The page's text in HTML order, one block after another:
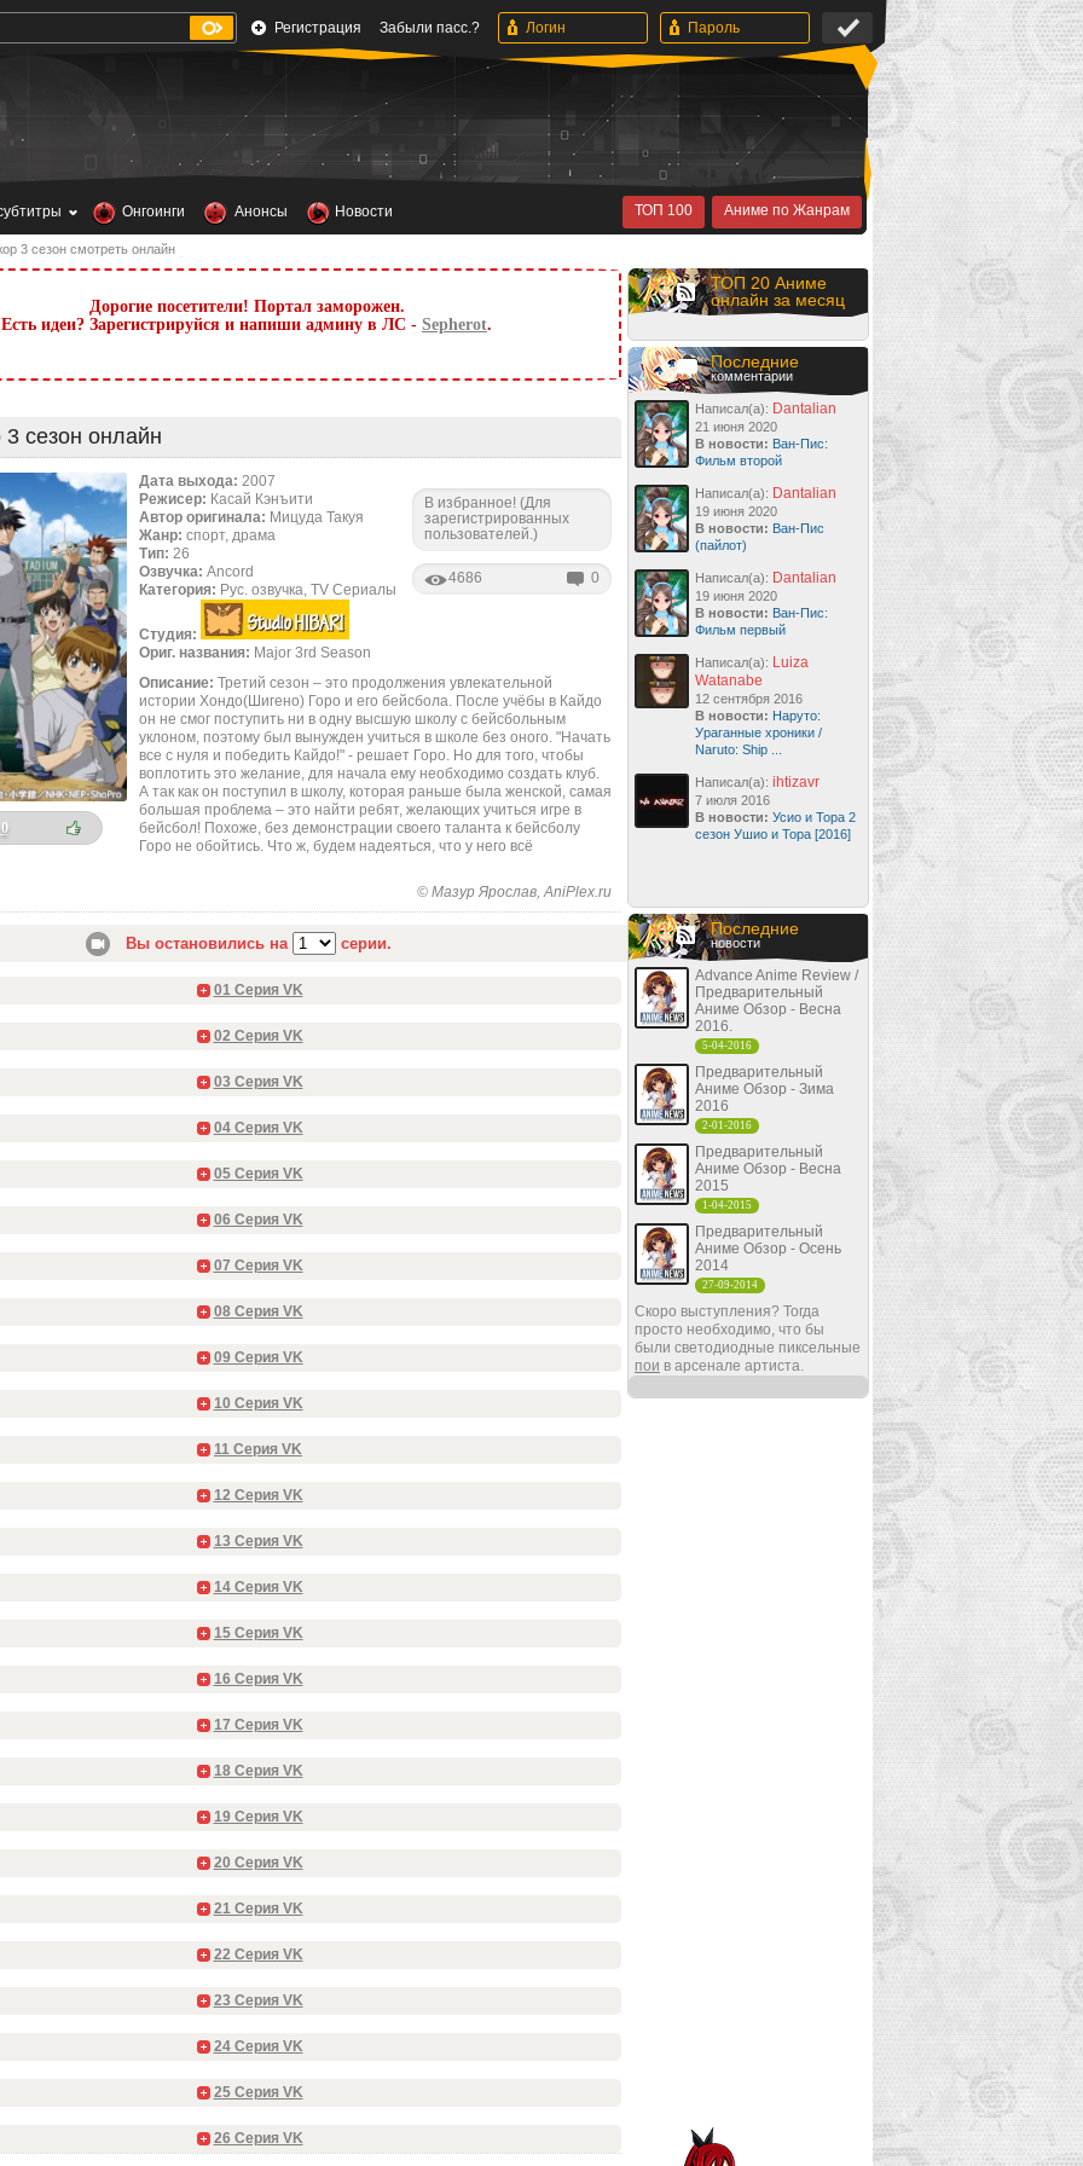
Регистрация Забыли пасс.?
Онгоинги Анонсы Новости ТОП 100 Аниме по Жанрам
3 сезон смотреть онлайн
ТОП 20 Аниме
онлайн за месяц
Последние
комментарии
Написал(а): Dantalian
21 июня 2020
В новости: Ван-Пис:
Фильм второй
Написал(а): Dantalian
19 июня 2020
В новости: Ван-Пис
(пайлот)
Написал(а): Dantalian
19 июня 2020
В новости: Ван-Пис:
Фильм первый
Написал(а): Luiza
Watanabe
12 сентября 2016
В новости: Наруто:
Ураганные хроники /
Naruto: Ship ...
Написал(а): ihtizavr
7 июля 2016
В новости: Усио и Тора 2
сезон Ушио и Тора [2016]
Последние
новости
Advance Anime Review /
Предварительный
Аниме Обзор - Весна
2016.
5-04-2016
Предварительный
Аниме Обзор - Зима
2016
2-01-2016
Предварительный
Аниме Обзор - Весна
2015
1-04-2015
Предварительный
Аниме Обзор - Осень
2014
27-09-2014
Скоро выступления? Тогда
просто необходимо, что бы
были светодиодные пиксельные
пои в арсенале артиста.
Дорогие посетители! Портал заморожен.
Есть идеи? Зарегистрируйся и напиши админу в ЛС - Sepherot.
сезон онлайн
0
Дата выхода: 2007
Режисер: Касай Кэнъити
Автор оригинала: Мицуда Такуя
Жанр: спорт, драма
Тип: 26
Озвучка: Ancord
Категория: Рус. озвучка, TV Сериалы
Студия:
Ориг. названия: Major 3rd Season
В избранное! (Для
зарегистрированных
пользователей.)
0
4686
Описание: Третий сезон – это продолжения увлекательной
истории Хондо(Шигено) Горо и его бейсбола. После учёбы в Кайдо
он не смог поступить ни в одну высшую школу с бейсбольным
уклоном, поэтому был вынужден учиться в школе без оного. "Начать
все с нуля и победить Кайдо!" - решает Горо. Но для того, чтобы
воплотить это желание, для начала ему необходимо создать клуб.
А так как он поступил в школу, которая раньше была женской, самая
большая проблема – это найти ребят, желающих учиться игре в
бейсбол! Похоже, без демонстрации своего таланта к бейсболу
Горо не обойтись. Что ж, будем надеяться, что у него всё
© Мазур Ярослав, AniPlex.ru
Вы остановились на серии.
01 Серия VK
02 Серия VK
03 Серия VK
04 Серия VK
05 Серия VK
06 Серия VK
07 Серия VK
08 Серия VK
09 Серия VK
10 Серия VK
11 Серия VK
12 Серия VK
13 Серия VK
14 Серия VK
15 Серия VK
16 Серия VK
17 Серия VK
18 Серия VK
19 Серия VK
20 Серия VK
21 Серия VK
22 Серия VK
23 Серия VK
24 Серия VK
25 Серия VK
26 Серия VK